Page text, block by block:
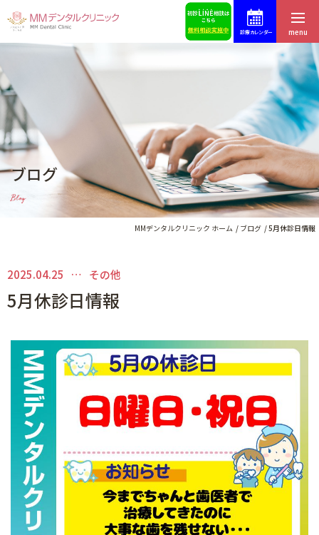
診療カレンダー menu
ブログ
Blog
MMデンタルクリニック ホーム ブログ 5月休診日情報
2025.04.25 その他
5月休診日情報
ホーム
はじめての方へ
医院紹介・アクセス
スタッフ紹介
スタッフ募集
予約・お問合せ
ブログ
歯科コラム
インプラントによる治療
矯正歯科
審美的治療
予防・メインテナンス
一般診療